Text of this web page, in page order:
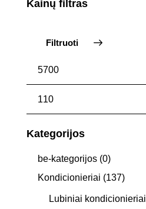
Kainų filtras
Filtruoti
Kategorijos
be-kategorijos (0)
Kondicionieriai (137)
Lubiniai kondicionieriai